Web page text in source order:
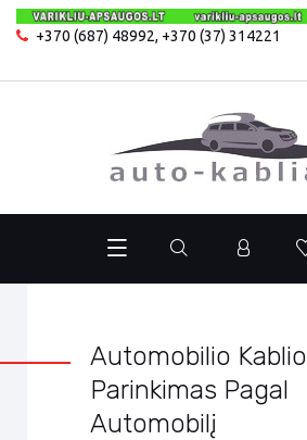
+370 (687) 48992, +370 (37) 314221
Automobilio Kablio
Parinkimas Pagal
Automobilį